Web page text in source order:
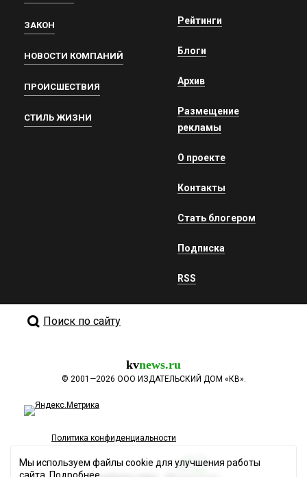
ЗАКОН
НОВОСТИ КОМПАНИЙ
ПРОИСШЕСТВИЯ
СТИЛЬ ЖИЗНИ
Рейтинги
Блоги
Архив
Размещение
рекламы
О проекте
Контакты
Стать блогером
Подписка
RSS
Поиск по сайту
kvnews.ru
© 2001—2026 ООО ИЗДАТЕЛЬСКИЙ ДОМ «КВ».
Политика конфиденциальности
Мы используем файлы cookie для улучшения работы